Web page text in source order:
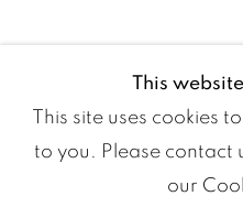
This
This site uses cookies
to you. Please contact
our